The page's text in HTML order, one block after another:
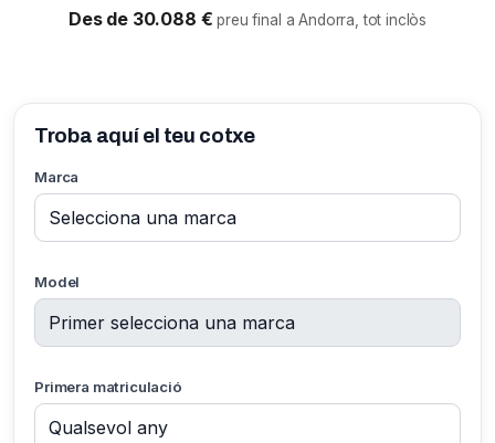
Des de 30.088 €preu final a Andorra, tot inclòs
Troba aquí el teu cotxe
Marca
Model
Primera matriculació